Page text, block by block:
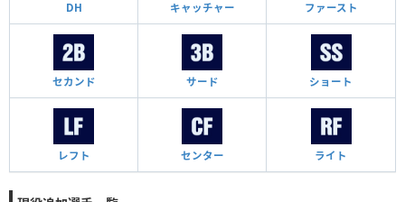
DH キャッチャー ファースト
セカンド サード ショート
レフト センター ライト